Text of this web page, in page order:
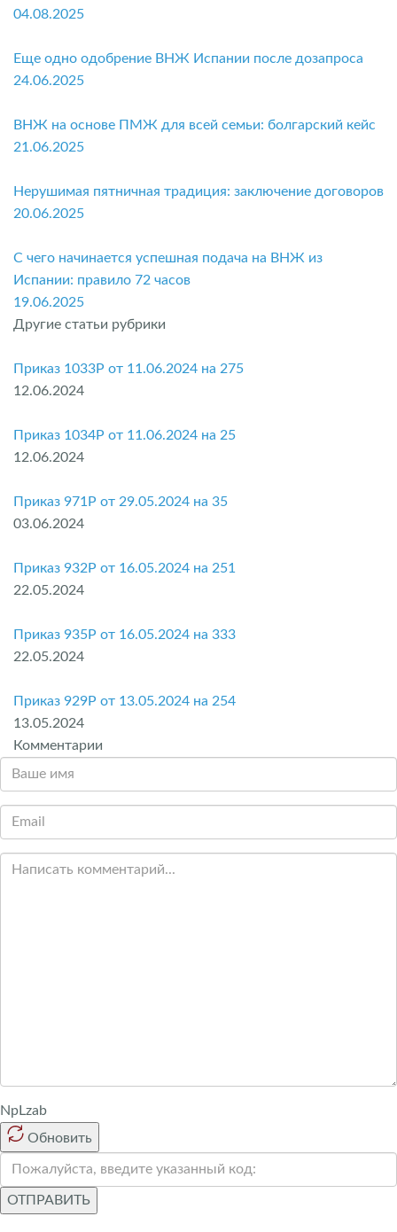
04.08.2025
Еще одно одобрение ВНЖ Испании после дозапроса
24.06.2025
ВНЖ на основе ПМЖ для всей семьи: болгарский кейс
21.06.2025
Нерушимая пятничная традиция: заключение договоров
20.06.2025
С чего начинается успешная подача на ВНЖ из
Испании: правило 72 часов
19.06.2025
Другие статьи рубрики
Приказ 1033P от 11.06.2024 на 275
12.06.2024
Приказ 1034P от 11.06.2024 на 25
12.06.2024
Приказ 971P от 29.05.2024 на 35
03.06.2024
Приказ 932P от 16.05.2024 на 251
22.05.2024
Приказ 935P от 16.05.2024 на 333
22.05.2024
Приказ 929P от 13.05.2024 на 254
13.05.2024
Комментарии
NpLzab
Обновить
ОТПРАВИТЬ